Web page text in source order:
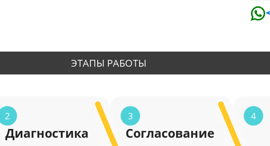
ЭТАПЫ РАБОТЫ
2
Диагностика
3
Согласование
4